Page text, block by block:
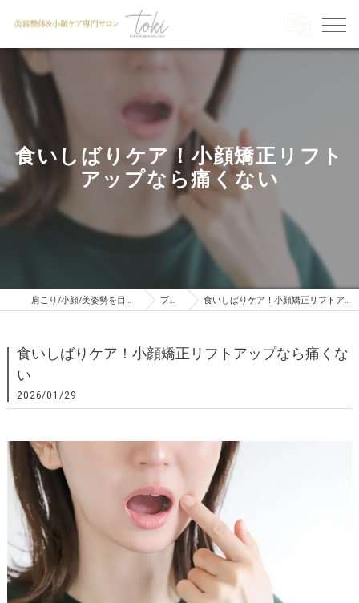
食いしばりケア！小顔矯正リフト
アップなら痛くない
肩こり/小顔/美姿勢を目指すならTOKI ブログ 食いしばりケア！小顔矯正リフトアップなら痛くない
食いしばりケア！小顔矯正リフトアップなら痛くな
い
2026/01/29